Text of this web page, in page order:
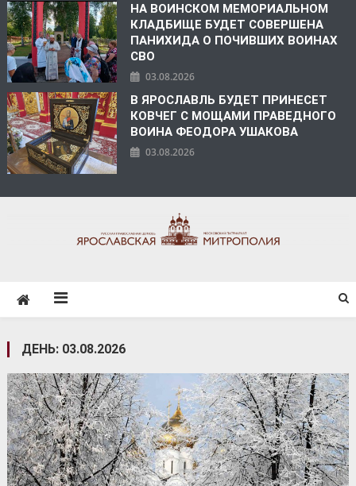
НА ВОИНСКОМ МЕМОРИАЛЬНОМ
КЛАДБИЩЕ БУДЕТ СОВЕРШЕНА
ПАНИХИДА О ПОЧИВШИХ ВОИНАХ
СВО
03.08.2026
В ЯРОСЛАВЛЬ БУДЕТ ПРИНЕСЕТ
КОВЧЕГ С МОЩАМИ ПРАВЕДНОГО
ВОИНА ФЕОДОРА УШАКОВА
03.08.2026
ДЕНЬ: 03.08.2026